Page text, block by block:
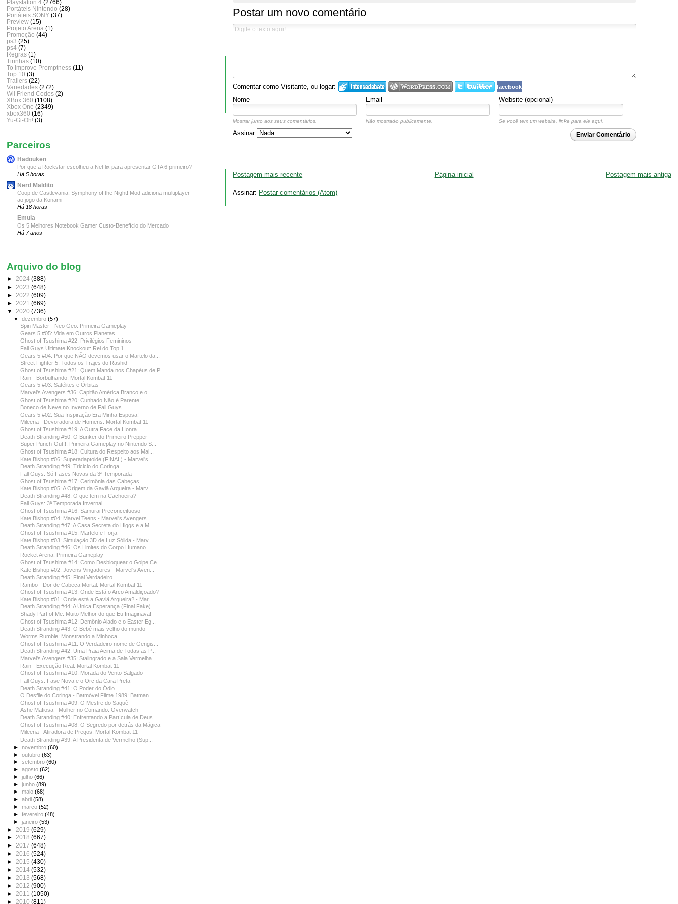
Postar um novo comentário
Comentar como Visitante, ou logar: facebook
Nome Email Website (opcional)
Mostrar junto aos seus comentários. Não mostrado publicamente. Se você tem um website, linke para ele aqui.
Enviar Comentário
Assinar
Postagem mais recente Postagem mais antiga
Página inicial
Assinar: Postar comentários (Atom)
Playstation 4 (2766)
Portáteis Nintendo (28)
Portáteis SONY (37)
Preview (15)
Projeto Arena (1)
Promoção (44)
ps3 (25)
ps4 (7)
Regras (1)
Tirinhas (10)
To Improve Promptness (11)
Top 10 (3)
Trailers (22)
Variedades (272)
Wii Friend Codes (2)
XBox 360 (1108)
Xbox One (2349)
xbox360 (16)
Yu-Gi-Oh! (3)
Parceiros
Hadouken
Por que a Rockstar escolheu a Netflix para apresentar GTA 6 primeiro?
Há 5 horas
Nerd Maldito
Coop de Castlevania: Symphony of the Night! Mod adiciona multiplayer
ao jogo da Konami
Há 18 horas
Emula
Os 5 Melhores Notebook Gamer Custo-Benefício do Mercado
Há 7 anos
Arquivo do blog
► 2024 (388)
► 2023 (648)
► 2022 (609)
► 2021 (669)
▼ 2020 (736)
▼dezembro(57)
Spin Master - Neo Geo: Primeira Gameplay
Gears 5 #05: Vida em Outros Planetas
Ghost of Tsushima #22: Privilégios Femininos
Fall Guys Ultimate Knockout: Rei do Top 1
Gears 5 #04: Por que NÃO devemos usar o Martelo da...
Street Fighter 5: Todos os Trajes do Rashid
Ghost of Tsushima #21: Quem Manda nos Chapéus de P...
Rain - Borbulhando: Mortal Kombat 11
Gears 5 #03: Satélites e Órbitas
Marvel's Avengers #36: Capitão América Branco e o ...
Ghost of Tsushima #20: Cunhado Não é Parente!
Boneco de Neve no Inverno de Fall Guys
Gears 5 #02: Sua Inspiração Era Minha Esposa!
Mileena - Devoradora de Homens: Mortal Kombat 11
Ghost of Tsushima #19: A Outra Face da Honra
Death Stranding #50: O Bunker do Primeiro Prepper
Super Punch-Out!!: Primeira Gameplay no Nintendo S...
Ghost of Tsushima #18: Cultura do Respeito aos Mai...
Kate Bishop #06: Superadaptoide (FINAL) - Marvel's...
Death Stranding #49: Triciclo do Coringa
Fall Guys: Só Fases Novas da 3ª Temporada
Ghost of Tsushima #17: Cerimônia das Cabeças
Kate Bishop #05: A Origem da Gaviã Arqueira - Marv...
Death Stranding #48: O que tem na Cachoeira?
Fall Guys: 3ª Temporada Invernal
Ghost of Tsushima #16: Samurai Preconceituoso
Kate Bishop #04: Marvel Teens - Marvel's Avengers
Death Stranding #47: A Casa Secreta do Higgs e a M...
Ghost of Tsushima #15: Martelo e Forja
Kate Bishop #03: Simulação 3D de Luz Sólida - Marv...
Death Stranding #46: Os Limites do Corpo Humano
Rocket Arena: Primeira Gameplay
Ghost of Tsushima #14: Como Desbloquear o Golpe Ce...
Kate Bishop #02: Jovens Vingadores - Marvel's Aven...
Death Stranding #45: Final Verdadeiro
Rambo - Dor de Cabeça Mortal: Mortal Kombat 11
Ghost of Tsushima #13: Onde Está o Arco Amaldiçoado?
Kate Bishop #01: Onde está a Gaviã Arqueira? - Mar...
Death Stranding #44: A Única Esperança (Final Fake)
Shady Part of Me: Muito Melhor do que Eu Imaginava!
Ghost of Tsushima #12: Demônio Alado e o Easter Eg...
Death Stranding #43: O Bebê mais velho do mundo
Worms Rumble: Monstrando a Minhoca
Ghost of Tsushima #11: O Verdadeiro nome de Gengis...
Death Stranding #42: Uma Praia Acima de Todas as P...
Marvel's Avengers #35: Stalingrado e a Sala Vermelha
Rain - Execução Real: Mortal Kombat 11
Ghost of Tsushima #10: Morada do Vento Salgado
Fall Guys: Fase Nova e o Orc da Cara Preta
Death Stranding #41: O Poder do Ódio
O Desfile do Coringa - Batmóvel Filme 1989: Batman...
Ghost of Tsushima #09: O Mestre do Saquê
Ashe Mafiosa - Mulher no Comando: Overwatch
Death Stranding #40: Enfrentando a Partícula de Deus
Ghost of Tsushima #08: O Segredo por detrás da Mágica
Mileena - Atiradora de Pregos: Mortal Kombat 11
Death Stranding #39: A Presidenta de Vermelho (Sup...
►novembro(60)
►outubro(63)
►setembro(60)
►agosto(62)
►julho(66)
►junho(89)
►maio(68)
►abril(58)
►março(52)
►fevereiro(48)
►janeiro(53)
► 2019 (629)
► 2018 (667)
► 2017 (648)
► 2016 (524)
► 2015 (430)
► 2014 (532)
► 2013 (568)
► 2012 (900)
► 2011 (1050)
► 2010 (811)